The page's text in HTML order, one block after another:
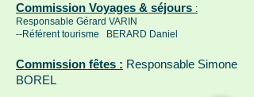
Commission Voyages & séjours :
Responsable Gérard VARIN
--Référent tourisme BERARD Daniel
Commission fêtes : Responsable Simone
BOREL